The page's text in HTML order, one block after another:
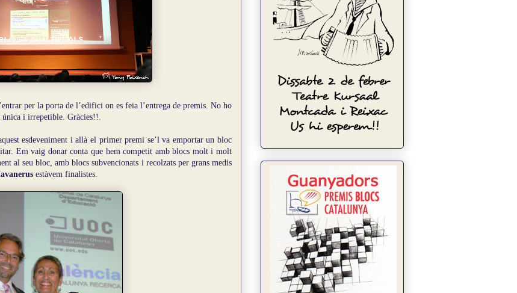
per la porta de l’edifici on es feia l’entrega de premis. No ho
única i irrepetible. Gràcies!!.
esdeveniment i allà el primer premi se’l va emportar un bloc
Em vaig donar conta que hem competit amb blocs molt i molt
al seu bloc, amb blocs subvencionats i recolzats per grans medis
estàvem finalistes.